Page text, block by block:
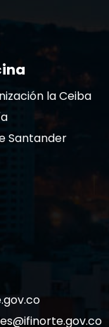
la Ceiba
Santander